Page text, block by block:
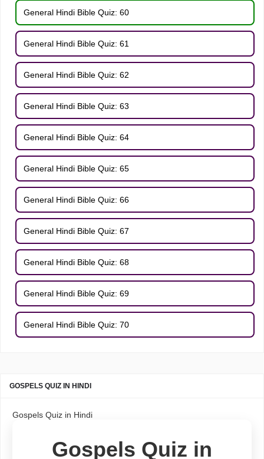
General Hindi Bible Quiz: 60
General Hindi Bible Quiz: 61
General Hindi Bible Quiz: 62
General Hindi Bible Quiz: 63
General Hindi Bible Quiz: 64
General Hindi Bible Quiz: 65
General Hindi Bible Quiz: 66
General Hindi Bible Quiz: 67
General Hindi Bible Quiz: 68
General Hindi Bible Quiz: 69
General Hindi Bible Quiz: 70
GOSPELS QUIZ IN HINDI
Gospels Quiz in Hindi
Gospels Quiz in